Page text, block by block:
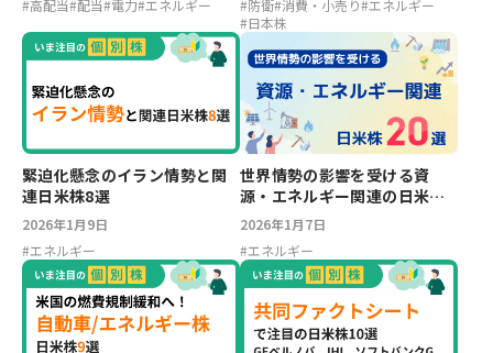
#高配当#配当#電力#エネルギー
#防衛#消費・小売り#エネルギー
#日本株
緊迫化懸念のイラン情勢と関
連日米株8選
2026年1月9日
#エネルギー
世界情勢の影響を受ける資
源・エネルギー関連の日米株
20選
2026年1月7日
#エネルギー